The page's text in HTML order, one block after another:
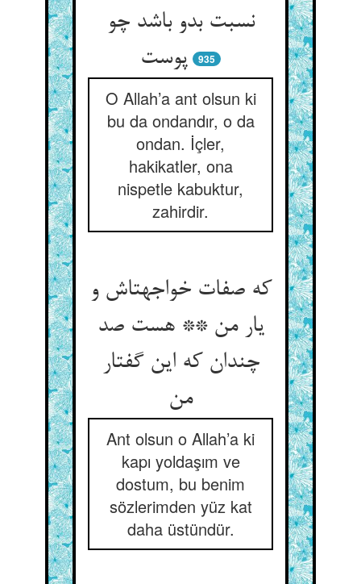
نسبت بدو باشد چو
پوست‏
935
O Allah’a ant olsun ki
bu da ondandır, o da
ondan. İçler,
hakikatler, ona
nispetle kabuktur,
zahirdir.
که صفات خواجه‏تاش و
یار من ** هست صد
چندان که این گفتار
من‏
Ant olsun o Allah’a ki
kapı yoldaşım ve
dostum, bu benim
sözlerimden yüz kat
daha üstündür.